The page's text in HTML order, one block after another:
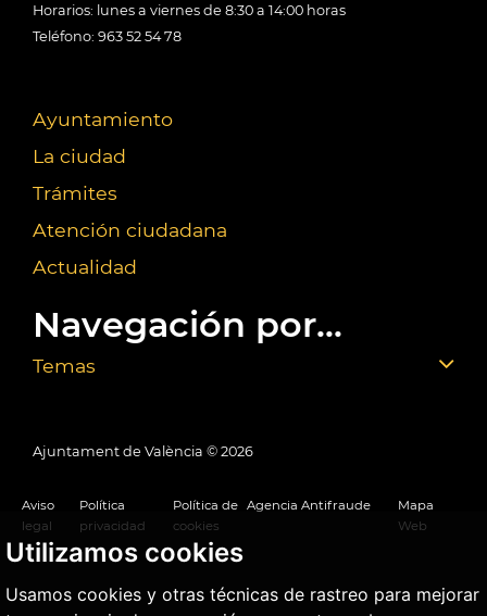
Utilizamos cookies
Usamos cookies y otras técnicas de rastreo para mejorar
Horarios: lunes a viernes de 8:30 a 14:00 horas
Teléfono: 963 52 54 78
Ayuntamiento
La ciudad
Trámites
Atención ciudadana
Actualidad
Navegación por...
Temas
Ajuntament de València © 2026
Aviso
legal
Política
privacidad
Política de
cookies
Agencia Antifraude
Mapa
Web